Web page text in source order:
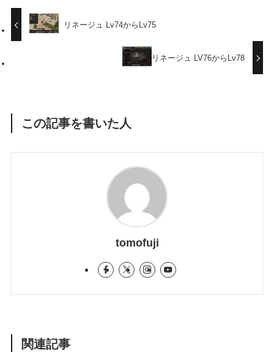
リネージュ Lv74からLv75
リネージュ LV76からLv78
この記事を書いた人
tomofuji
関連記事